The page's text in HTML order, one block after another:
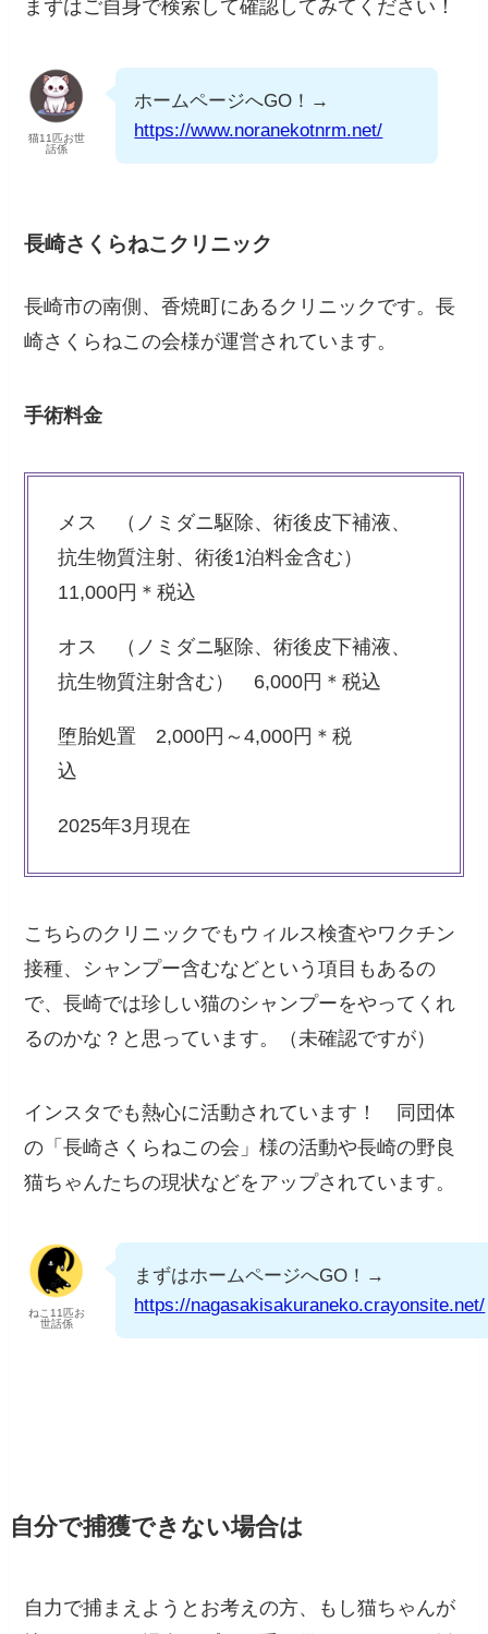
まずはご自身で検索して確認してみてください！
猫11匹お世
話係
ホームページへGO！→
https://www.noranekotnrm.net/
長崎さくらねこクリニック
長崎市の南側、香焼町にあるクリニックです。長
崎さくらねこの会様が運営されています。
手術料金
メス （ノミダニ駆除、術後皮下補液、
抗生物質注射、術後1泊料金含む）
11,000円＊税込
オス （ノミダニ駆除、術後皮下補液、
抗生物質注射含む） 6,000円＊税込
堕胎処置 2,000円～4,000円＊税
込
2025年3月現在
こちらのクリニックでもウィルス検査やワクチン
接種、シャンプー含むなどという項目もあるの
で、長崎では珍しい猫のシャンプーをやってくれ
るのかな？と思っています。（未確認ですが）
インスタでも熱心に活動されています！ 同団体
の「長崎さくらねこの会」様の活動や長崎の野良
猫ちゃんたちの現状などをアップされています。
ねこ11匹お
世話係
まずはホームページへGO！→
https://nagasakisakuraneko.crayonsite.net/
自分で捕獲できない場合は
自力で捕まえようとお考えの方、もし猫ちゃんが